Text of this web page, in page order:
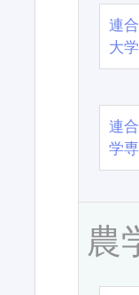
連
大学
連
学
農